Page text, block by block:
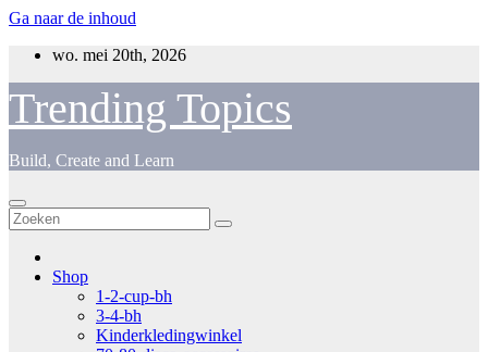
Ga naar de inhoud
wo. mei 20th, 2026
Trending Topics
Build, Create and Learn
Shop
1-2-cup-bh
3-4-bh
Kinderkledingwinkel